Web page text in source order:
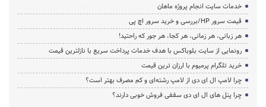
خدمات سایت انجام پروژه ماهان
قیمت سرور HP/بررسی و خرید سرور اچ پی
هر زبانی، هر زمانی، هر کجا، هر جور که راحتید!
رونمایی از سایت بلوباکس با هدف خدمات پرداخت سریع با نازلترین قیمت
خرید تلگرام پرمیوم با ارزان ترین قیمت
چرا لامپ ال ای دی از لامپ رشته‌ای و کم مصرف بهتر است؟
چرا پنل های ال ای دی سقفی فروش خوبی دارند؟